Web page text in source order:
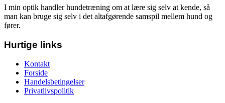
I min optik handler hundetræning om at lære sig selv at kende, så
man kan bruge sig selv i det altafgørende samspil mellem hund og
fører.
Hurtige links
Kontakt
Forside
Handelsbetingelser
Privatlivspolitik